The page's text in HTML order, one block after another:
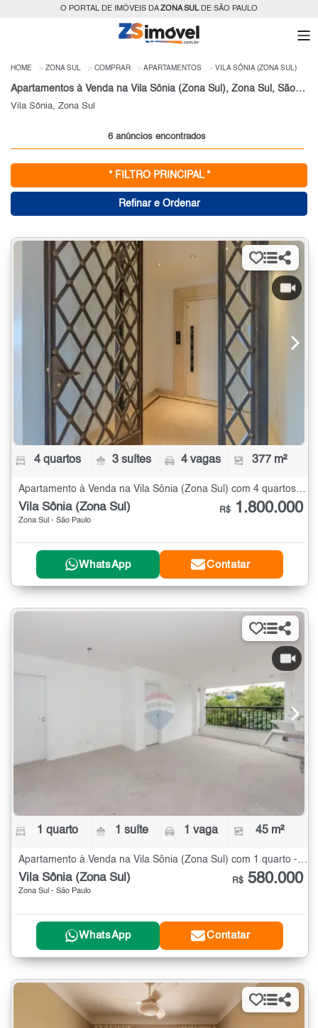
O PORTAL DE IMÓVEIS DAZONA SULDE SÃO PAULO
HOME ZONA SUL COMPRAR APARTAMENTOS VILA SÔNIA (ZONA SUL)
Apartamentos à Venda na Vila Sônia (Zona Sul), Zona Sul, São Paulo, SP
Vila Sônia, Zona Sul
6 anúncios encontrados
* FILTRO PRINCIPAL *
Refinar e Ordenar
4 quartos 3 suítes 4 vagas 377 m²
Apartamento à Venda na Vila Sônia (Zona Sul) com 4 quartos - 377 m²
Vila Sônia (Zona Sul)
Zona Sul - São Paulo
R$ 1.800.000
WhatsApp Contatar
1 quarto 1 suíte 1 vaga 45 m²
Apartamento à Venda na Vila Sônia (Zona Sul) com 1 quarto - 45 m²
Vila Sônia (Zona Sul)
Zona Sul - São Paulo
R$ 580.000
WhatsApp Contatar